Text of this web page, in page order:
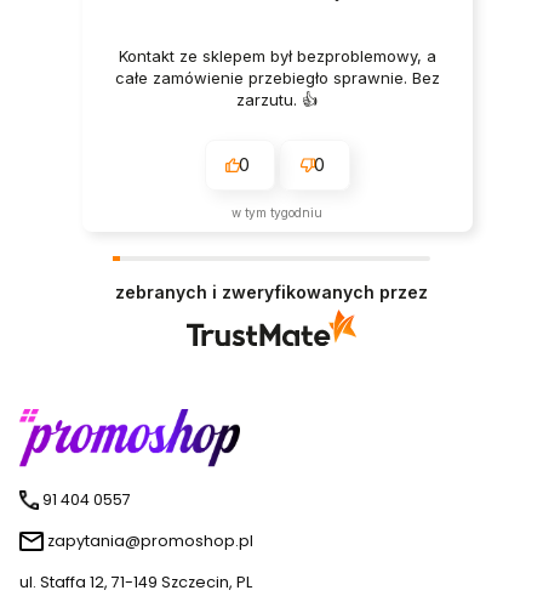
Kontakt ze sklepem był bezproblemowy, a
całe zamówienie przebiegło sprawnie. Bez
zarzutu. 👍️
0 0
w tym tygodniu
zebranych i zweryfikowanych przez
91 404 0557
zapytania@promoshop.pl
ul. Staffa 12, 71-149 Szczecin, PL